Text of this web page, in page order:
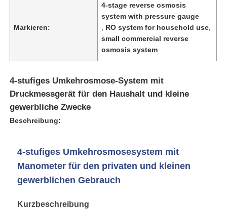
Markieren:
4-stage reverse osmosis
system with pressure gauge
RO system for household use
small commercial reverse
osmosis system
4-stufiges Umkehrosmose-System mit
Druckmessgerät für den Haushalt und kleine
gewerbliche Zwecke
Beschreibung:
4-stufiges Umkehrosmosesystem mit
Manometer für den privaten und kleinen
gewerblichen Gebrauch
Kurzbeschreibung